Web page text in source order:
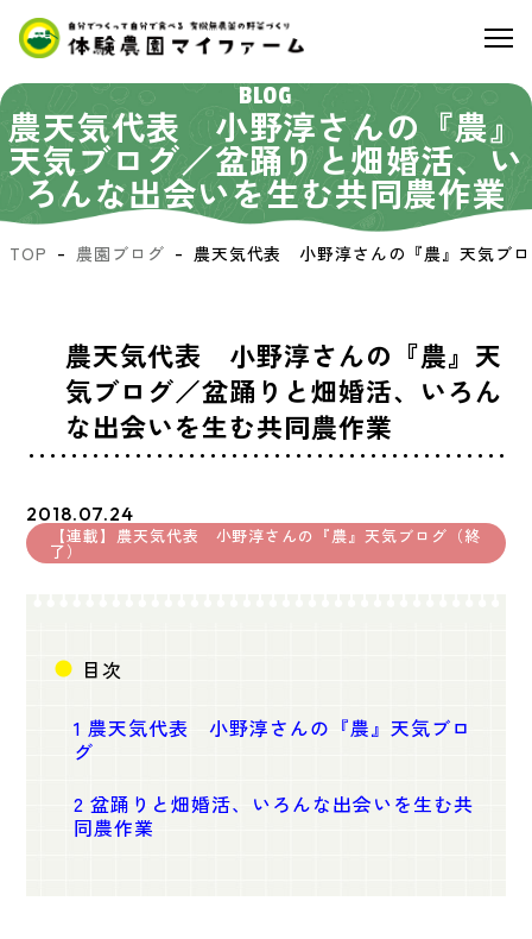
BLOG
農天気代表 小野淳さんの『農』
天気ブログ／盆踊りと畑婚活、い
ろんな出会いを生む共同農作業
TOP 農園ブログ 農天気代表 小野淳さんの『農』天気ブ
農天気代表 小野淳さんの『農』天
気ブログ／盆踊りと畑婚活、いろん
な出会いを生む共同農作業
2018.07.24
【連載】農天気代表 小野淳さんの『農』天気ブログ（終
了）
目次
1 農天気代表 小野淳さんの『農』天気ブロ
グ
2 盆踊りと畑婚活、いろんな出会いを生む共
同農作業